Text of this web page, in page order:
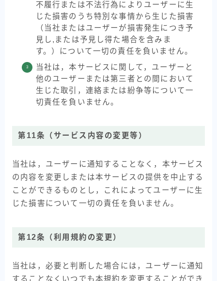
不履行または不法行為によりユーザーに生
じた損害のうち特別な事情から生じた損害
（当社またはユーザーが損害発生につき予
見し,または予見し得た場合を含みま
す。）について一切の責任を負いません。
当社は，本サービスに関して，ユーザーと
他のユーザーまたは第三者との間において
生じた取引，連絡または紛争等について一
切責任を負いません。
第11条（サービス内容の変更等）
当社は，ユーザーに通知することなく，本サービス
の内容を変更しまたは本サービスの提供を中止する
ことができるものとし，これによってユーザーに生
じた損害について一切の責任を負いません。
第12条（利用規約の変更）
当社は，必要と判断した場合には，ユーザーに通知
することなくいつでも本規約を変更することができ